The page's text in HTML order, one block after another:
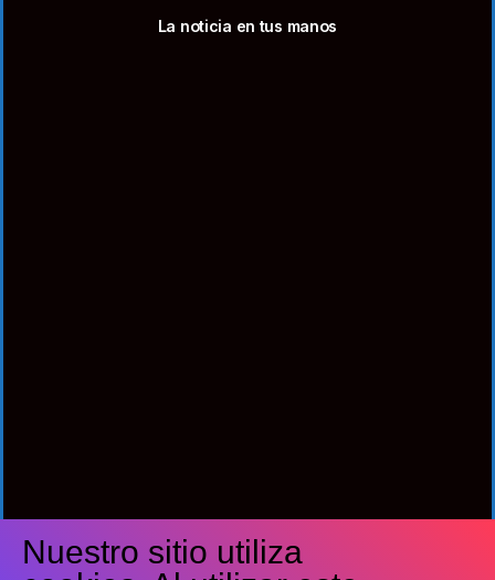
La noticia en tus manos
Síguenos
Nuestro sitio utiliza